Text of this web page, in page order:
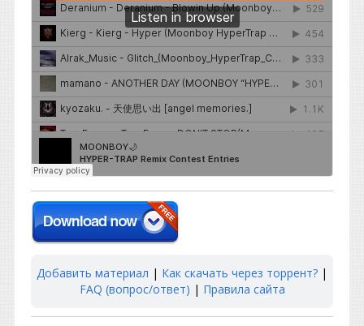
Добавить материал | Как скачать через торрент? |
FAQ (вопрос/ответ) | Правила сайта